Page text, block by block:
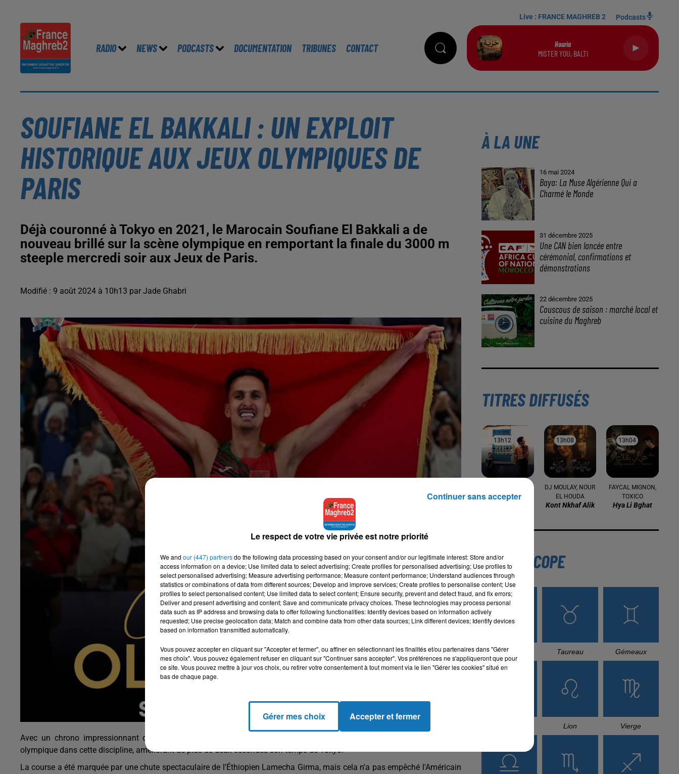
RADIO NEWS PODCASTS DOCUMENTATION TRIBUNES CONTACT
Live : FRANCE MAGHREB 2 Podcasts
Houria
MISTER YOU, BALTI
SOUFIANE EL BAKKALI : UN EXPLOIT
HISTORIQUE AUX JEUX OLYMPIQUES DE
PARIS
Déjà couronné à Tokyo en 2021, le Marocain Soufiane El Bakkali a de
nouveau brillé sur la scène olympique en remportant la finale du 3000 m
Modifié : 9 août 2024 à 10h13 par Jade Ghabri
Avec un chrono impressionnant de 8'06''05, Sofiane El Bakkali est devenu le deuxième homme à conserver son titre
olympique dans cette discipline, améliorant de plus de deux secondes son temps de Tokyo.
La course a été marquée par une chute spectaculaire de l'Éthiopien Lamecha Girma, mais cela n'a pas empêché l'Américain
À LA UNE
16 mai 2024
Baya: La Muse Algérienne Qui a
Charmé le Monde
31 décembre 2025
Une CAN bien lancée entre
cérémonial, confirmations et
démonstrations
22 décembre 2025
Couscous de saison : marché local et
cuisine du Maghreb
TITRES DIFFUSÉS
13h12
13h12
Bakhta
13h08
13h08
DJ MOULAY, NOUR
EL HOUDA
Kont Nkhaf Alik
13h04
13h04
FAYCAL MIGNON,
TOXICO
Hya Li Bghat
L'HOROSCOPE
Bélier Taureau Gémeaux
Lion Vierge
Le respect de votre vie privée est notre priorité
We and our (447) partnersdo the following data processing based on your consent and/or our legitimate interest: Store and/or
access information on a device; Use limited data to select advertising; Create profiles for personalised advertising; Use profiles to
select personalised advertising; Measure advertising performance; Measure content performance; Understand audiences through
statistics or combinations of data from different sources; Develop and improve services; Create profiles to personalise content; Use
profiles to select personalised content; Use limited data to select content; Ensure security, prevent and detect fraud, and fix errors;
Deliver and present advertising and content; Save and communicate privacy choices. These technologies may process personal
data such as IP address and browsing data to offer following functionalities: Identify devices based on information actively
requested; Use precise geolocation data; Match and combine data from other data sources; Link different devices; Identify devices
based on information transmitted automatically.
Vous pouvez accepter en cliquant sur "Accepter et fermer", ou affiner en sélectionnant les finalités et/ou partenaires dans "Gérer
mes choix". Vous pouvez également refuser en cliquant sur "Continuer sans accepter". Vos préférences ne s'appliqueront que pour
ce site. Vous pouvez mettre à jour vos choix, ou retirer votre consentement à tout moment via le lien "Gérer les cookies" situé en
bas de chaque page.
Gérer mes choix Accepter et fermer
Continuer sans accepter